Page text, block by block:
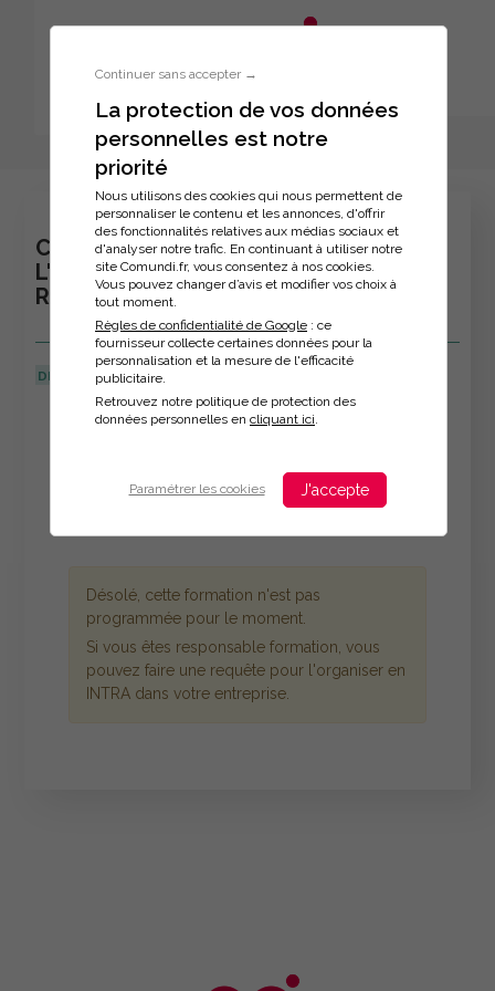
Continuer sans accepter →
La protection de vos données
personnelles est notre
priorité
Nous utilisons des cookies qui nous permettent de
personnaliser le contenu et les annonces, d'offrir
des fonctionnalités relatives aux médias sociaux et
d'analyser notre trafic. En continuant à utiliser notre
site Comundi.fr, vous consentez à nos cookies.
Vous pouvez changer d’avis et modifier vos choix à
tout moment.
Règles de confidentialité de Google : ce
fournisseur collecte certaines données pour la
personnalisation et la mesure de l'efficacité
publicitaire.
Retrouvez notre politique de protection des
données personnelles en cliquant ici
Paramétrer les cookies J'accepte
Inscription à la formation
CYCLE CERTIFIANT : DEVELOPPER
L'ACTIVITE COMMERCIALE PAR LES
RESEAUX SOCIAUX
DERNIÈRE MISE À JOUR :
Veuillez décrire votre situation
Désolé, cette formation n'est pas
programmée pour le moment.
Si vous êtes responsable formation, vous
pouvez faire une requête pour l'organiser en
INTRA dans votre entreprise.